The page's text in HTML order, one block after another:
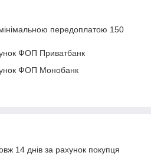
передоплатою 150
ФОП Приватбанк
ФОП Монобанк
14 днів за рахунок покупця